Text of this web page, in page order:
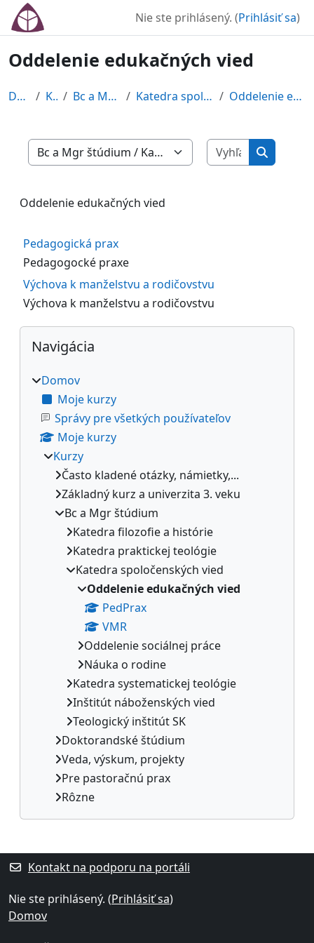
Preskočiť na hlavný obsah
Nie ste prihlásený. (Prihlásiť sa)
Oddelenie edukačných vied
Domov Kurzy Bc a Mgr štúdium Katedra spoločenských vied Oddelenie edukačných vied
Kategórie kurzov
Vyhľadať
Vyhľadať
Oddelenie edukačných vied
Pedagogická prax
Pedagogocké praxe
Výchova k manželstvu a rodičovstvu
Výchova k manželstvu a rodičovstvu
Bloky
Preskočiť Navigácia
Navigácia
Domov
Moje kurzy
Správy pre všetkých používateľov
Moje kurzy
Kurzy
Často kladené otázky, námietky,...
Základný kurz a univerzita 3. veku
Bc a Mgr štúdium
Katedra filozofie a histórie
Katedra praktickej teológie
Katedra spoločenských vied
Oddelenie edukačných vied
PedPrax
VMR
Oddelenie sociálnej práce
Náuka o rodine
Katedra systematickej teológie
Inštitút náboženských vied
Teologický inštitút SK
Doktorandské štúdium
Veda, výskum, projekty
Pre pastoračnú prax
Rôzne
Dodatočné bloky
Kontakt na podporu na portáli
Nie ste prihlásený. (Prihlásiť sa)
Domov